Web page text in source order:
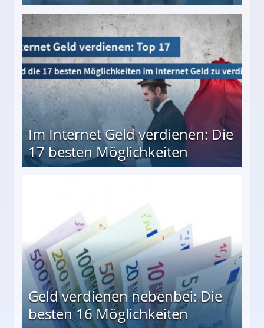
besten Möglichkeiten
Im Internet Geld verdienen: Die
17 besten Möglichkeiten
Geld verdienen nebenbei: Die
besten 16 Möglichkeiten